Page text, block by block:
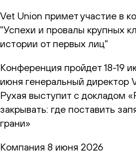
Vet Union примет участие в
"Успехи и провалы крупных
истории от первых лиц"
Конференция пройдет 18-19
июня генеральный директор
Рухая выступит с докладом
закрывать: где поставить
грани»
Компания 8 июня 2026